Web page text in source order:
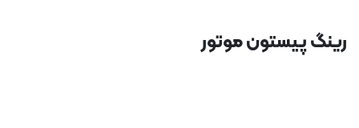
رینگ پیستون موتور